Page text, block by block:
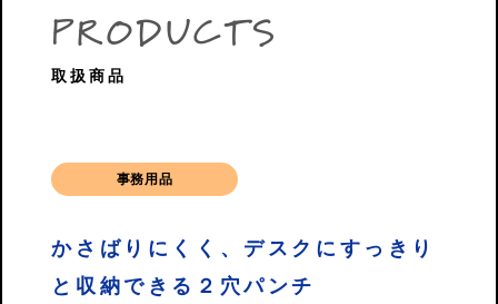
PRODUCTS
取扱商品
事務用品
かさばりにくく、デスクにすっきり
と収納できる２穴パンチ